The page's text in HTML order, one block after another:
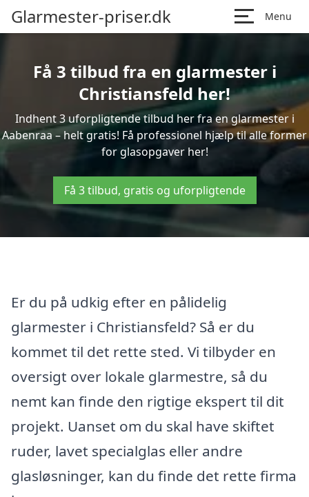
Glarmester-priser.dk Menu
Få 3 tilbud fra en glarmester i
Christiansfeld her!
Indhent 3 uforpligtende tilbud her fra en glarmester i
Aabenraa – helt gratis! Få professionel hjælp til alle former
for glasopgaver her!
Få 3 tilbud, gratis og uforpligtende
Er du på udkig efter en pålidelig
glarmester i Christiansfeld? Så er du
kommet til det rette sted. Vi tilbyder en
oversigt over lokale glarmestre, så du
nemt kan finde den rigtige ekspert til dit
projekt. Uanset om du skal have skiftet
ruder, lavet specialglas eller andre
glasløsninger, kan du finde det rette firma